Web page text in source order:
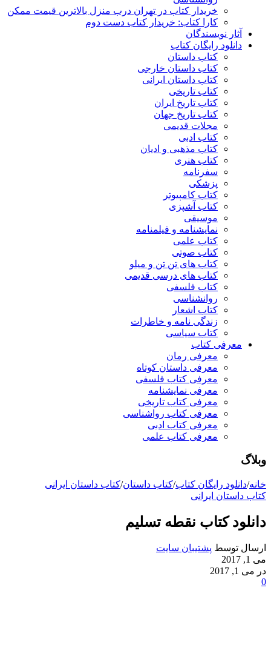
خریدار کتاب در تهران درب منزل بالاترین قیمت ممکن
کارا کتاب: خریدار کتاب دست دوم
آثار نویسندگان
دانلود رایگان کتاب
کتاب داستان
کتاب داستان خارجی
کتاب داستان ایرانی
کتاب تاریخی
کتاب تاریخ ایران
کتاب تاریخ جهان
مجلات قدیمی
کتاب ادبی
کتاب مذهبی و ادیان
کتاب هنری
سفرنامه
پزشکی
کتاب کامپیوتر
کتاب آشپزی
موسیقی
نمایشنامه و فیلمنامه
کتاب علمی
کتاب صوتی
کتاب های تن تن و میلو
کتاب های درسی قدیمی
کتاب فلسفی
روانشناسی
کتاب اشعار
زندگی نامه و خاطرات
کتاب سیاسی
معرفی کتاب
معرفی رمان
معرفی داستان کوتاه
معرفی کتاب فلسفی
معرفی نمایشنامه
معرفی کتاب تاریخی
معرفی کتاب رواشناسی
معرفی کتاب ادبی
معرفی کتاب علمی
وبلاگ
خانه/دانلود رایگان کتاب/کتاب داستان/کتاب داستان ایرانی
کتاب داستان ایرانی
دانلود کتاب نقطه تسلیم
ارسال توسط پشتیبان سایت
می 1, 2017
در می 1, 2017
0